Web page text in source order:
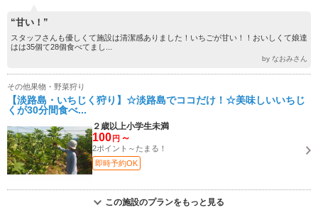
“甘い！”
スタッフさんも優しくて施設は清潔感ありました！いちごが甘い！！おいしくて娘達
はは35個て28個食べてまし...
by なおみさん
その他果物・野菜狩り
【淡路島・いちじく狩り】☆淡路島でココだけ！☆美味しいいちじ
くが30分間食べ...
２歳以上小学生未満
100 円 ～
2ポイント～たまる！
即時予約OK
この施設のプランをもっと見る